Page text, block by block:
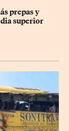
prepas y
superior